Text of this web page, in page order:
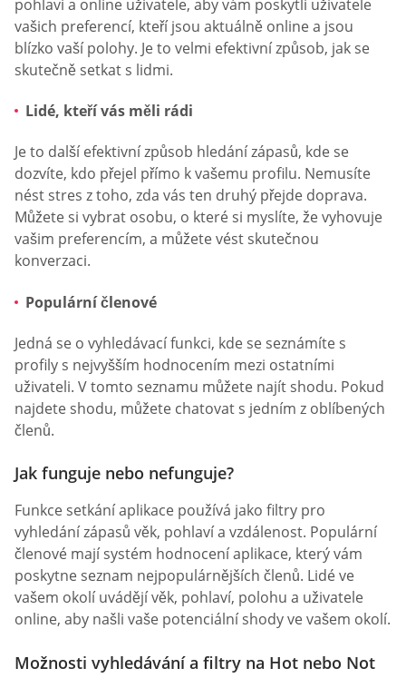
pohlaví a online uživatele, aby vám poskytli uživatele
vašich preferencí, kteří jsou aktuálně online a jsou
blízko vaší polohy. Je to velmi efektivní způsob, jak se
skutečně setkat s lidmi.
Lidé, kteří vás měli rádi
Je to další efektivní způsob hledání zápasů, kde se
dozvíte, kdo přejel přímo k vašemu profilu. Nemusíte
nést stres z toho, zda vás ten druhý přejde doprava.
Můžete si vybrat osobu, o které si myslíte, že vyhovuje
vašim preferencím, a můžete vést skutečnou
konverzaci.
Populární členové
Jedná se o vyhledávací funkci, kde se seznámíte s
profily s nejvyšším hodnocením mezi ostatními
uživateli. V tomto seznamu můžete najít shodu. Pokud
najdete shodu, můžete chatovat s jedním z oblíbených
členů.
Jak funguje nebo nefunguje?
Funkce setkání aplikace používá jako filtry pro
vyhledání zápasů věk, pohlaví a vzdálenost. Populární
členové mají systém hodnocení aplikace, který vám
poskytne seznam nejpopulárnějších členů. Lidé ve
vašem okolí uvádějí věk, pohlaví, polohu a uživatele
online, aby našli vaše potenciální shody ve vašem okolí.
Možnosti vyhledávání a filtry na Hot nebo Not